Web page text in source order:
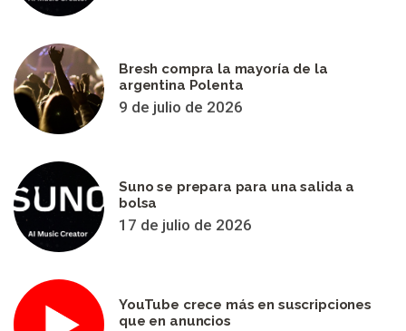
Bresh compra la mayoría de la
argentina Polenta
9 de julio de 2026
Suno se prepara para una salida a
bolsa
17 de julio de 2026
YouTube crece más en suscripciones
que en anuncios